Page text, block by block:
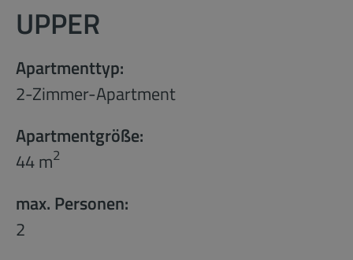
UPPER
Apartmenttyp:
2-Zimmer-Apartment
Apartmentgröße:
44 m2
max. Personen:
2